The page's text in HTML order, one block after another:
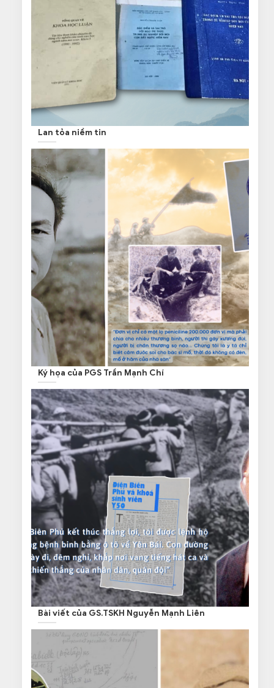
Lan tỏa niềm tin
Ký họa của PGS Trần Mạnh Chí
Bài viết của GS.TSKH Nguyễn Mạnh Liên